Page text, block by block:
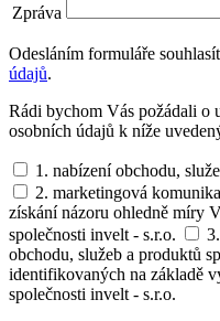
Zpráva
Odesláním formuláře
údajů.
Rádi bychom Vás požádali o
osobních údajů k níže
1. nabízení obchodu,
2. marketingová
získání názoru ohledně míry
společnosti invelt - s.r.o.
obchodu, služeb a produktů
identifikovaných na základě
společnosti invelt - s.r.o.